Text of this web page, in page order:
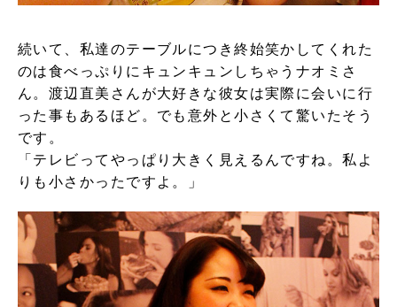
続いて、私達のテーブルにつき終始笑かしてくれた
のは食べっぷりにキュンキュンしちゃうナオミさ
ん。渡辺直美さんが大好きな彼女は実際に会いに行
った事もあるほど。でも意外と小さくて驚いたそう
です。
「テレビってやっぱり大きく見えるんですね。私よ
りも小さかったですよ。」